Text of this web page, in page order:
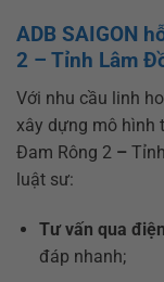
ADB SAIGON
2 – Tỉnh Lâm
Với nhu cầu linh
xây dựng mô hình
Đam Rông 2 –
luật sư:
Tư vấn qua
đáp nhanh;